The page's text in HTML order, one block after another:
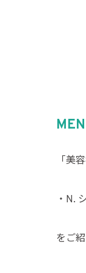
「美
・N.
をご